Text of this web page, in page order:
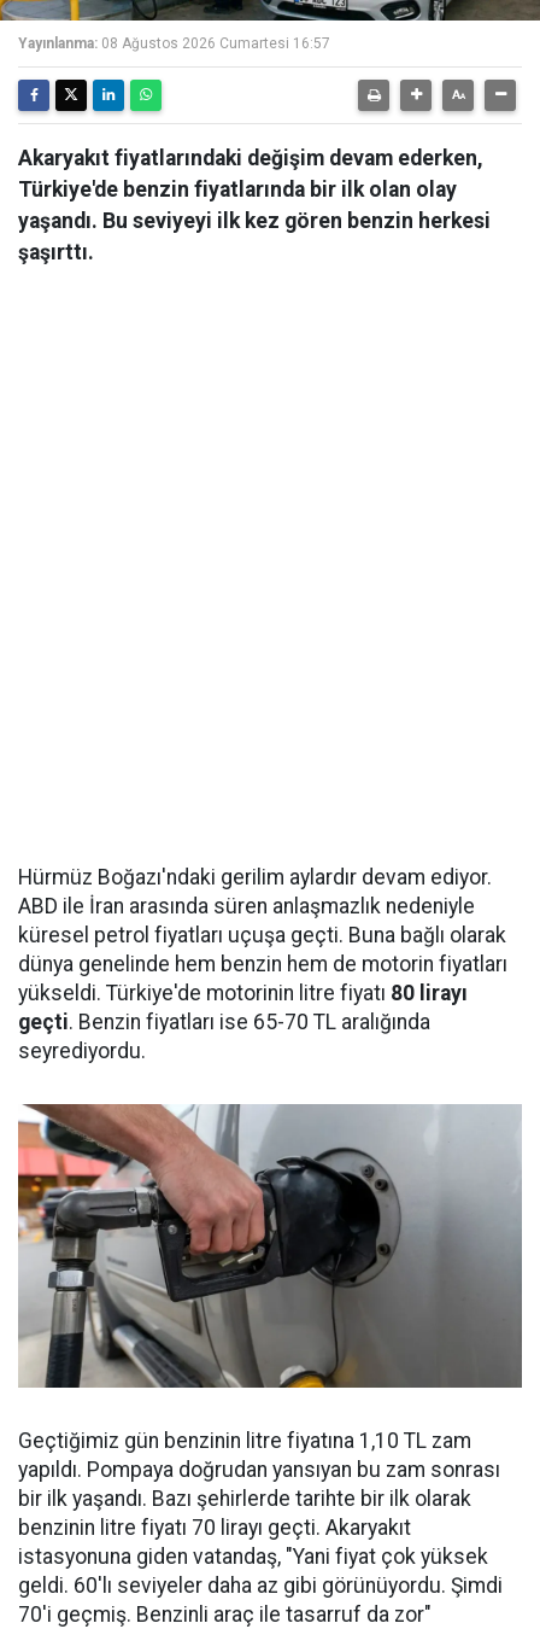
Yayınlanma: 08 Ağustos 2026 Cumartesi 16:57
Akaryakıt fiyatlarındaki değişim devam ederken,
Türkiye'de benzin fiyatlarında bir ilk olan olay
yaşandı. Bu seviyeyi ilk kez gören benzin herkesi
şaşırttı.
Hürmüz Boğazı'ndaki gerilim aylardır devam ediyor.
ABD ile İran arasında süren anlaşmazlık nedeniyle
küresel petrol fiyatları uçuşa geçti. Buna bağlı olarak
dünya genelinde hem benzin hem de motorin fiyatları
yükseldi. Türkiye'de motorinin litre fiyatı 80 lirayı
geçti. Benzin fiyatları ise 65-70 TL aralığında
seyrediyordu.
Geçtiğimiz gün benzinin litre fiyatına 1,10 TL zam
yapıldı. Pompaya doğrudan yansıyan bu zam sonrası
bir ilk yaşandı. Bazı şehirlerde tarihte bir ilk olarak
benzinin litre fiyatı 70 lirayı geçti. Akaryakıt
istasyonuna giden vatandaş, "Yani fiyat çok yüksek
geldi. 60'lı seviyeler daha az gibi görünüyordu. Şimdi
70'i geçmiş. Benzinli araç ile tasarruf da zor"